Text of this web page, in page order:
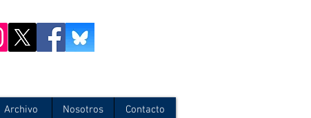
Archivo Nosotros Contacto